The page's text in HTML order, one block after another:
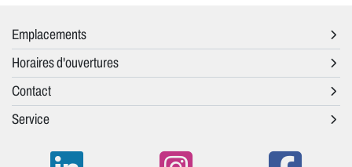
Emplacements
Horaires d'ouvertures
Contact
Service